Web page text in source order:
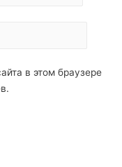
в этом браузере